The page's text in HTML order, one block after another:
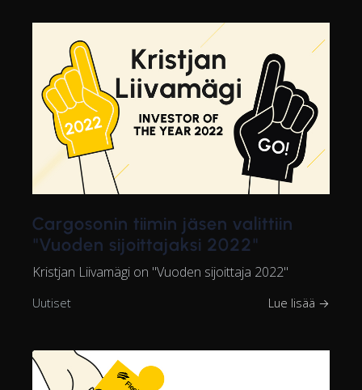
Cargosonin tiimin jäsen valittiin
"Vuoden sijoittajaksi 2022"
Kristjan Liivamägi on "Vuoden sijoittaja 2022"
Uutiset Lue lisää →